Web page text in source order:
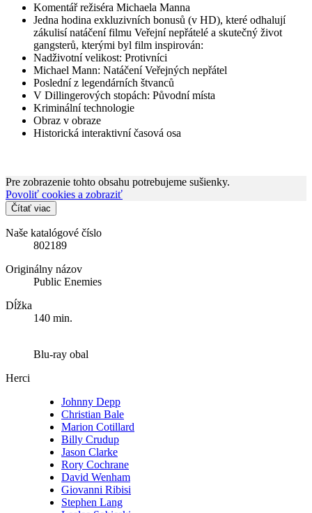
Komentář režiséra Michaela Manna
Jedna hodina exkluzivních bonusů (v HD), které odhalují
zákulisí natáčení filmu Veřejní nepřátelé a skutečný život
gangsterů, kterými byl film inspirován:
Nadživotní velikost: Protivníci
Michael Mann: Natáčení Veřejných nepřátel
Poslední z legendárních štvanců
V Dillingerových stopách: Původní místa
Kriminální technologie
Obraz v obraze
Historická interaktivní časová osa
Pre zobrazenie tohto obsahu potrebujeme sušienky.
Povoliť cookies a zobraziť
Čítať viac
Naše katalógové číslo
802189
Originálny názov
Public Enemies
Dĺžka
140 min.
Blu-ray obal
Herci
Johnny Depp
Christian Bale
Marion Cotillard
Billy Crudup
Jason Clarke
Rory Cochrane
David Wenham
Giovanni Ribisi
Stephen Lang